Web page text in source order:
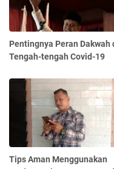
Pentingnya Peran Dakwah
Tengah-tengah Covid-19
Tips Aman Menggunakan